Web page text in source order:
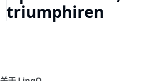
triumphiren